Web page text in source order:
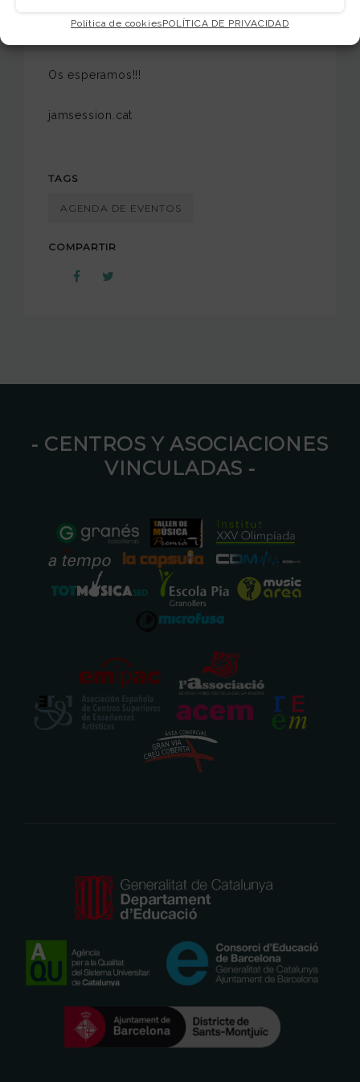
Política de cookiesPOLÍTICA DE PRIVACIDAD
Os esperamos!!!
jamsession.cat
TAGS
AGENDA DE EVENTOS
COMPARTIR
⁃ CENTROS Y ASOCIACIONES
VINCULADAS ⁃